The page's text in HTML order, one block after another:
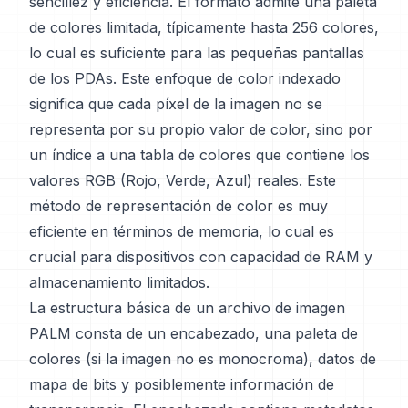
de colores limitada, típicamente hasta 256 colores,
lo cual es suficiente para las pequeñas pantallas
de los PDAs. Este enfoque de color indexado
significa que cada píxel de la imagen no se
representa por su propio valor de color, sino por
un índice a una tabla de colores que contiene los
valores RGB (Rojo, Verde, Azul) reales. Este
método de representación de color es muy
eficiente en términos de memoria, lo cual es
crucial para dispositivos con capacidad de RAM y
almacenamiento limitados.
La estructura básica de un archivo de imagen
PALM consta de un encabezado, una paleta de
colores (si la imagen no es monocroma), datos de
mapa de bits y posiblemente información de